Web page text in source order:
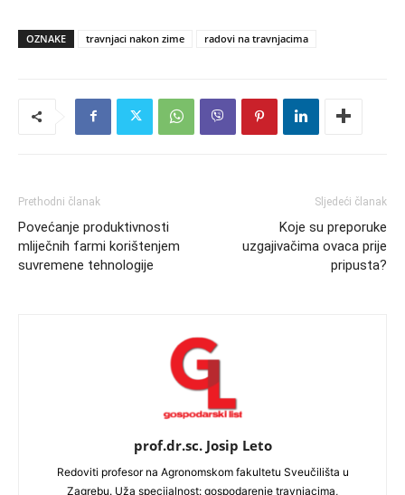
OZNAKE travnjaci nakon zime radovi na travnjacima
Prethodni članak
Povećanje produktivnosti
mliječnih farmi korištenjem
suvremene tehnologije
Sljedeći članak
Koje su preporuke
uzgajivačima ovaca prije
pripusta?
prof.dr.sc. Josip Leto
Redoviti profesor na Agronomskom fakultetu Sveučilišta u
Zagrebu. Uža specijalnost: gospodarenje travnjacima,